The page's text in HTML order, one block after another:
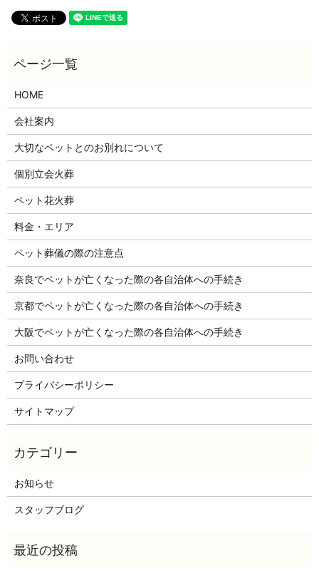
HOME
会社案内
大切なペットとのお別れについて
個別立会火葬
ペット花火葬
料金・エリア
ペット葬儀の際の注意点
奈良でペットが亡くなった際の各自治体への手続き
京都でペットが亡くなった際の各自治体への手続き
大阪でペットが亡くなった際の各自治体への手続き
お問い合わせ
プライバシーポリシー
サイトマップ
お知らせ
スタッフブログ